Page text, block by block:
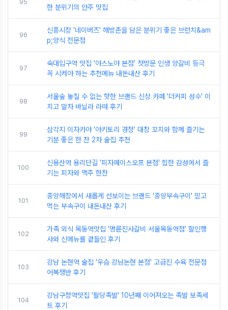
95
한 분위기의 안주 맛집
96
신흥시장 '네이버즈' 해방촌을 담은 분위기 좋은 브런치&am
p;양식 전문점
97
숙대입구역 맛집 '야스노야 본점' 첫방문 인생 양갈비 등극
꼭 시켜야 하는 추천메뉴 내돈내산 후기
98
서울숲 놓칠 수 없는 핫한 브랜드 신상 카페 '더커피 성수' 이
치고 말차 바닐라 라떼 후기
99
삼각지 이자카야 '야키토리 경청' 대창 꼬치와 함께 즐기는
기분 좋은 한 잔 2차 술집 추천
100
신용산역 용리단길 '피자페이스오프 본점' 힙한 감성에서 즐
기는 피자와 맥주 한잔
101
중앙해장에서 새롭게 선보이는 브랜드 '중앙부속구이' 믿고
먹는 부속구이 내돈내산 후기
102
가족 외식 목동역맛집 '명륜진사갈비 서울목동역점' 할인행
사와 신메뉴를 곁들인 후기
103
강남 논현역 술집 '우슴 강남논현 본점' 고급진 수육 전문점
어복쟁반 후기
104
강남구청역맛집 '팔당족발' 10년째 이어져오는 족발 보족세
트 후기